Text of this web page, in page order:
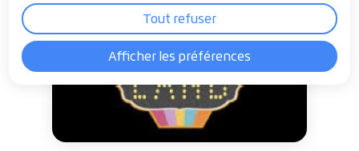
Afficher les préférences
Tout refuser